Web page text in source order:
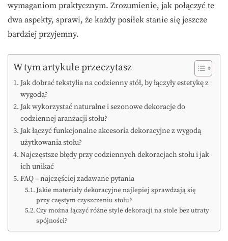
wymaganiom praktycznym. Zrozumienie, jak połączyć te
dwa aspekty, sprawi, że każdy posiłek stanie się jeszcze
bardziej przyjemny.
W tym artykule przeczytasz
Jak dobrać tekstylia na codzienny stół, by łączyły estetykę z
wygodą?
Jak wykorzystać naturalne i sezonowe dekoracje do
codziennej aranżacji stołu?
Jak łączyć funkcjonalne akcesoria dekoracyjne z wygodą
użytkowania stołu?
Najczęstsze błędy przy codziennych dekoracjach stołu i jak
ich unikać
FAQ – najczęściej zadawane pytania
Jakie materiały dekoracyjne najlepiej sprawdzają się
przy częstym czyszczeniu stołu?
Czy można łączyć różne style dekoracji na stole bez utraty
spójności?